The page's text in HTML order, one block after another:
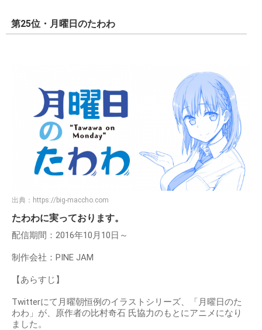
第25位・月曜日のたわわ
出典： https://big-maccho.com
たわわに実っております。
配信期間：2016年10月10日～
制作会社：PINE JAM
【あらすじ】
Twitterにて月曜朝恒例のイラストシリーズ、「月曜日のた
わわ」が、原作者の比村奇石 氏協力のもとにアニメになり
ました。